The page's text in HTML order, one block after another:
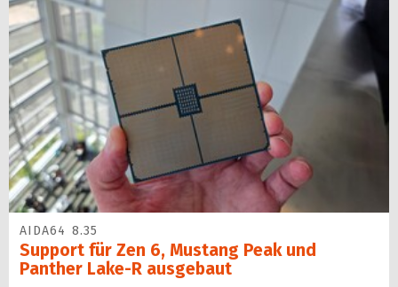
AIDA64 8.35
Support für Zen 6, Mustang Peak und
Panther Lake-R ausgebaut